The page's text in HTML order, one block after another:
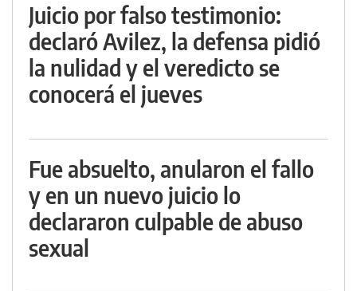
Juicio por falso testimonio:
declaró Avilez, la defensa pidió
la nulidad y el veredicto se
conocerá el jueves
Fue absuelto, anularon el fallo
y en un nuevo juicio lo
declararon culpable de abuso
sexual